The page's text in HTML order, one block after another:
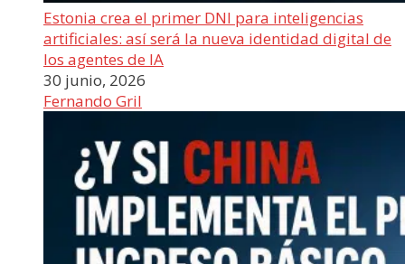
Estonia crea el primer DNI para inteligencias
artificiales: así será la nueva identidad digital de
los agentes de IA
30 junio, 2026
Fernando Gril